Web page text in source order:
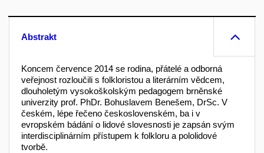
Abstrakt
Koncem července 2014 se rodina, přátelé a odborná
veřejnost rozloučili s folkloristou a literárním vědcem,
dlouholetým vysokoškolským pedagogem brněnské
univerzity prof. PhDr. Bohuslavem Benešem, DrSc. V
českém, lépe řečeno československém, ba i v
evropském bádání o lidové slovesnosti je zapsán svým
interdisciplinárním přístupem k folkloru a pololidové
tvorbě.